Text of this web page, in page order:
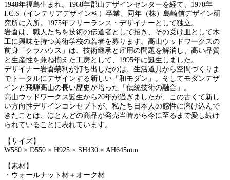
1948年福島生まれ。1968年郡山デザインセンターを経て、1970年
I.C.S（インテリアデザイン科）卒業、同年（株）島崎信デザイン研
究所に入所。1975年フリーランス・デザイナーとして独立。
岩倉は、職人たちを技術の伝道者として招き、その受け皿として木
工に興味を持つ美術学校の若者を募ります。高山ウッドワークスの
前身「クラハウス」は、技術継承と雇用の問題を解消し、高い品質
と生産性を兼ね揃えた工房として、1995年に誕生しました。
デザイナー岩倉榮利が打ち出したのは、生活道具から空間づくりま
でトータルにデザインする新しい「和モダン」。そしてモダンデザ
インと飛騨高山の長い歴史が培った「伝統技術の融合」。
高山ウッドワークス誕生から20年が過ぎましたが、この古くて新し
い方向性デザインコンセプトが、私たち日本人の感性に溶け込んで
きたことは、ほとんどの商品が発売当時から今に至るまで愛し続け
られていることに表れています。
【サイズ】
W580 × D550 × H925 × SH430 × AH645mm
【素材】
・ウォールナット材＋オーク材